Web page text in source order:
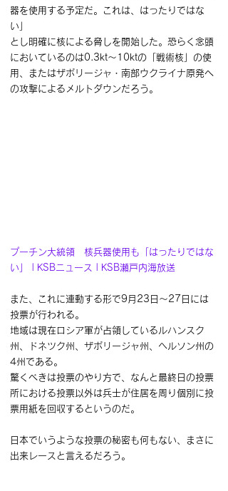
器を使用する予定だ。これは、はったりではな
い」
とし明確に核による脅しを開始した。恐らく念頭
においているのは0.3kt～10ktの「戦術核」の使
用、またはザポリージャ・南部ウクライナ原発へ
の攻撃によるメルトダウンだろう。
プーチン大統領　核兵器使用も「はったりではな
い」 | KSBニュース | KSB瀬戸内海放送
また、これに連動する形で9月23日～27日には
投票が行われる。
地域は現在ロシア軍が占領しているルハンスク
州、ドネツク州、ザポリージャ州、ヘルソン州の
4州である。
驚くべきは投票のやり方で、なんと最終日の投票
所における投票以外は兵士が住居を周り個別に投
票用紙を回収するというのだ。
日本でいうような投票の秘密も何もない、まさに
出来レースと言えるだろう。